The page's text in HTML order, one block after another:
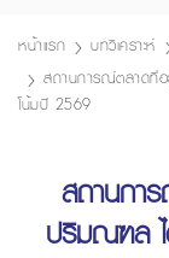
หน้าแรก บทวิเคราะห์
สถานการณ์ตลาดที่
โน้มปี 2569
สถานกา
ปริมณฑล ไ